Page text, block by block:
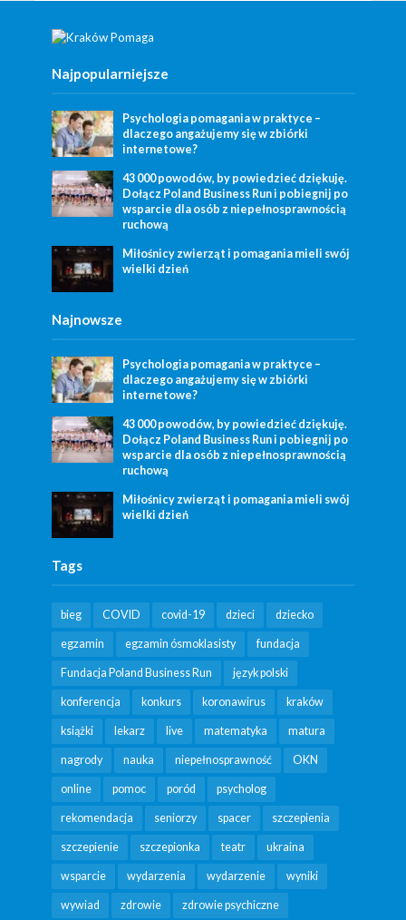
Najpopularniejsze
Psychologia pomagania w praktyce –
dlaczego angażujemy się w zbiórki
internetowe?
43 000 powodów, by powiedzieć dziękuję.
Dołącz Poland Business Run i pobiegnij po
wsparcie dla osób z niepełnosprawnością
ruchową
Miłośnicy zwierząt i pomagania mieli swój
wielki dzień
Najnowsze
Psychologia pomagania w praktyce –
dlaczego angażujemy się w zbiórki
internetowe?
43 000 powodów, by powiedzieć dziękuję.
Dołącz Poland Business Run i pobiegnij po
wsparcie dla osób z niepełnosprawnością
ruchową
Miłośnicy zwierząt i pomagania mieli swój
wielki dzień
Tags
bieg COVID covid-19 dzieci dziecko
egzamin egzamin ósmoklasisty fundacja
Fundacja Poland Business Run język polski
konferencja konkurs koronawirus kraków
książki lekarz live matematyka matura
nagrody nauka niepełnosprawność OKN
online pomoc poród psycholog
rekomendacja seniorzy spacer szczepienia
szczepienie szczepionka teatr ukraina
wsparcie wydarzenia wydarzenie wyniki
wywiad zdrowie zdrowie psychiczne